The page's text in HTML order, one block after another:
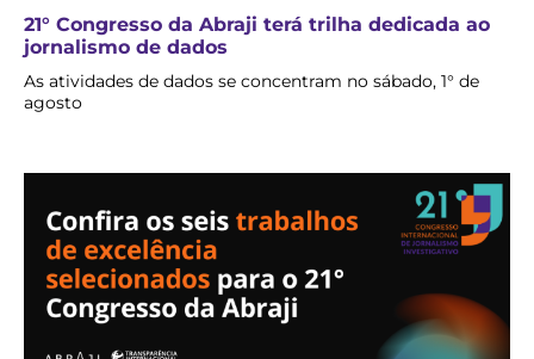
21° Congresso da Abraji terá trilha dedicada ao
jornalismo de dados
As atividades de dados se concentram no sábado, 1° de
agosto